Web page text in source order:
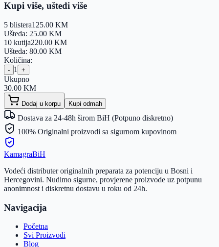
Kupi više, uštedi više
5 blistera125.00 KM
Ušteda: 25.00 KM
10 kutija220.00 KM
Ušteda: 80.00 KM
Količina:
- 1 +
Ukupno
30.00 KM
Dodaj u korpu Kupi odmah
Dostava za 24-48h širom BiH (Potpuno diskretno)
100% Originalni proizvodi sa sigurnom kupovinom
KamagraBiH
Vodeći distributer originalnih preparata za potenciju u Bosni i
Hercegovini. Nudimo sigurne, provjerene proizvode uz potpunu
anonimnost i diskretnu dostavu u roku od 24h.
Navigacija
Početna
Svi Proizvodi
Blog